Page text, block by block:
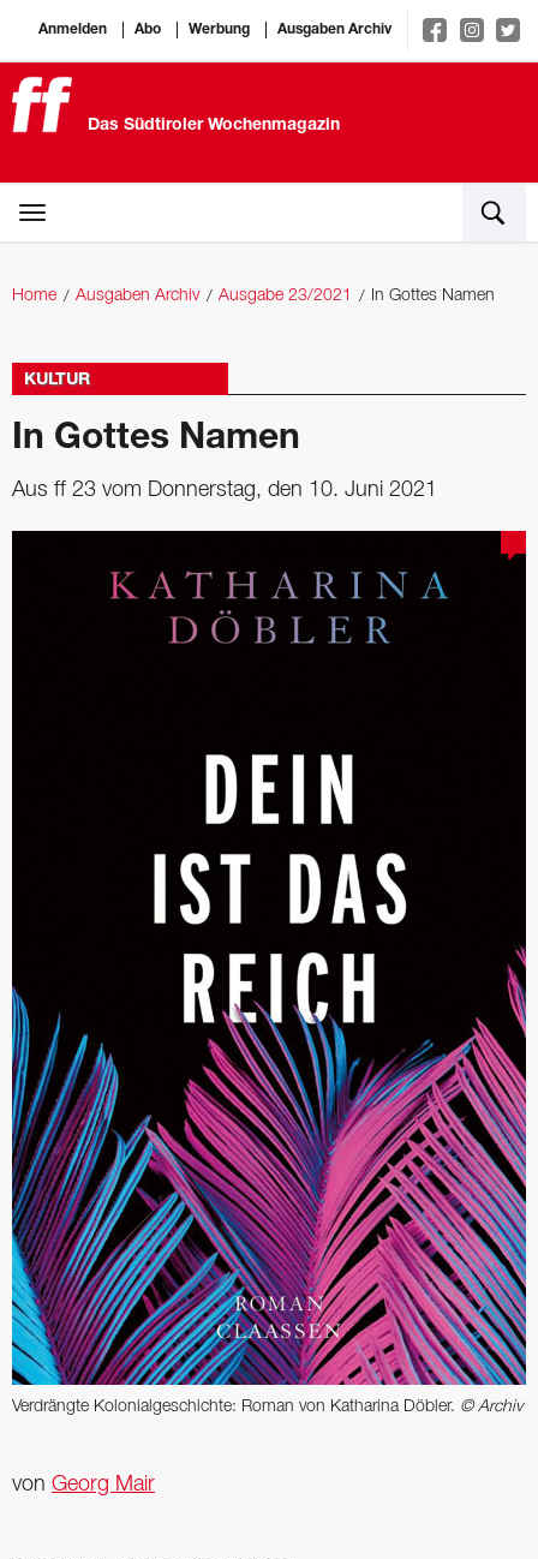
Anmelden Abo Werbung Ausgaben Archiv
Das Südtiroler Wochenmagazin
Home Ausgaben Archiv Ausgabe 23/2021 In Gottes Namen
KULTUR
In Gottes Namen
Aus ff 23 vom Donnerstag, den 10. Juni 2021
Verdrängte Kolonialgeschichte: Roman von Katharina Döbler. © Archiv
von Georg Mair